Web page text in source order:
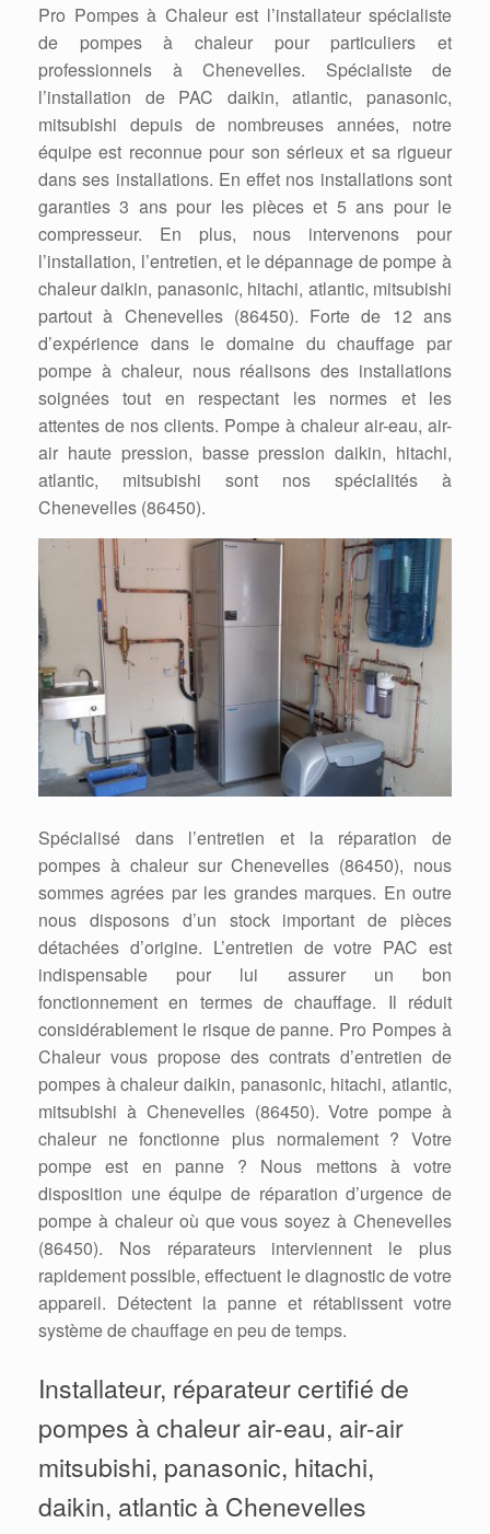
Pro Pompes à Chaleur est l’installateur spécialiste
de pompes à chaleur pour particuliers et
professionnels à Chenevelles. Spécialiste de
l’installation de PAC daikin, atlantic, panasonic,
mitsubishi depuis de nombreuses années, notre
équipe est reconnue pour son sérieux et sa rigueur
dans ses installations. En effet nos installations sont
garanties 3 ans pour les pièces et 5 ans pour le
compresseur. En plus, nous intervenons pour
l’installation, l’entretien, et le dépannage de pompe à
chaleur daikin, panasonic, hitachi, atlantic, mitsubishi
partout à Chenevelles (86450). Forte de 12 ans
d’expérience dans le domaine du chauffage par
pompe à chaleur, nous réalisons des installations
soignées tout en respectant les normes et les
attentes de nos clients. Pompe à chaleur air-eau, air-
air haute pression, basse pression daikin, hitachi,
atlantic, mitsubishi sont nos spécialités à
Chenevelles (86450).
Spécialisé dans l’entretien et la réparation de
pompes à chaleur sur Chenevelles (86450), nous
sommes agrées par les grandes marques. En outre
nous disposons d’un stock important de pièces
détachées d’origine. L’entretien de votre PAC est
indispensable pour lui assurer un bon
fonctionnement en termes de chauffage. Il réduit
considérablement le risque de panne. Pro Pompes à
Chaleur vous propose des contrats d’entretien de
pompes à chaleur daikin, panasonic, hitachi, atlantic,
mitsubishi à Chenevelles (86450). Votre pompe à
chaleur ne fonctionne plus normalement ? Votre
pompe est en panne ? Nous mettons à votre
disposition une équipe de réparation d’urgence de
pompe à chaleur où que vous soyez à Chenevelles
(86450). Nos réparateurs interviennent le plus
rapidement possible, effectuent le diagnostic de votre
appareil. Détectent la panne et rétablissent votre
système de chauffage en peu de temps.
Installateur, réparateur certifié de
pompes à chaleur air-eau, air-air
mitsubishi, panasonic, hitachi,
daikin, atlantic à Chenevelles